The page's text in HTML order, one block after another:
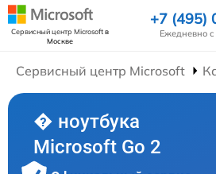
Сервисный центр Microsoftв
Москве
+7 (495)
Ежедневно
Сервисный центр Microsoft
� ноутбука
Microsoft Go 2